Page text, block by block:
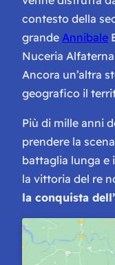
contesto della
grande Annibale
Nuceria
Ancora un’altra
geografico il
Più di mille anni
prendere la
battaglia lunga e
la vittoria del re
la conquista